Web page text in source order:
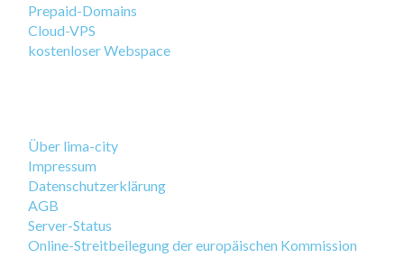
Prepaid-Domains
Cloud-VPS
kostenloser Webspace
Über lima-city
Impressum
Datenschutzerklärung
AGB
Server-Status
Online-Streitbeilegung der europäischen Kommission